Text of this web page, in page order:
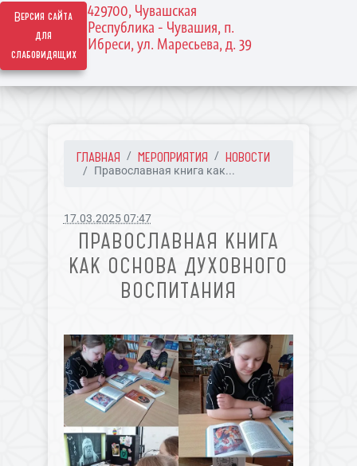
Версия сайта
для
слабовидящих
429700, Чувашская
Республика - Чувашия, п.
Ибреси, ул. Маресьева, д. 39
ГЛАВНАЯ МЕРОПРИЯТИЯ НОВОСТИ
Православная книга как...
17.03.2025 07:47
ПРАВОСЛАВНАЯ КНИГА
КАК ОСНОВА ДУХОВНОГО
ВОСПИТАНИЯ